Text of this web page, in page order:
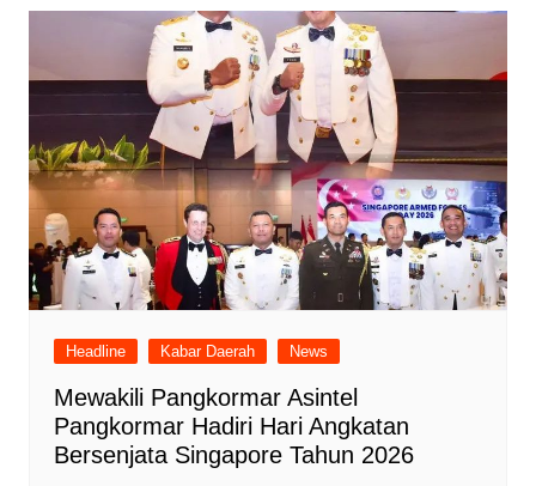
Headline Kabar Daerah News
Mewakili Pangkormar Asintel
Pangkormar Hadiri Hari Angkatan
Bersenjata Singapore Tahun 2026